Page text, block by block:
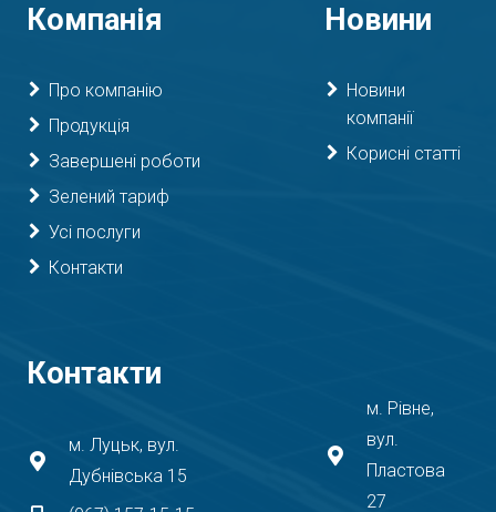
Компанія
Про компанію
Продукція
Завершені роботи
Зелений тариф
Усі послуги
Контакти
Новини
Новини
компанії
Корисні статті
Контакти
м. Луцьк, вул.
Дубнівська 15
м. Рівне,
вул.
Пластова
27